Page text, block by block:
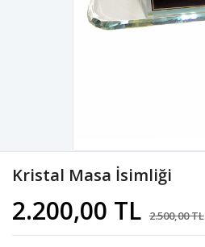
Kristal Masa İsimliği
2.200,00 TL 2.500,00 TL